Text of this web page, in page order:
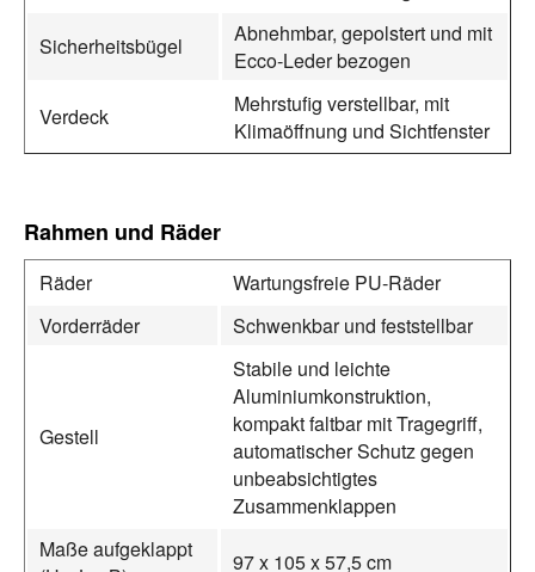
Sicherheitsbügel
Abnehmbar, gepolstert und mit
Ecco‑Leder bezogen
Verdeck
Mehrstufig verstellbar, mit
Klimaöffnung und Sichtfenster
Rahmen und Räder
Räder
Wartungsfreie PU‑Räder
Vorderräder
Schwenkbar und feststellbar
Gestell
Stabile und leichte
Aluminiumkonstruktion,
kompakt faltbar mit Tragegriff,
automatischer Schutz gegen
unbeabsichtigtes
Zusammenklappen
Maße aufgeklappt
97 x 105 x 57,5 cm